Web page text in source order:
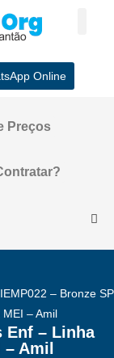
Online
Preços
– Bronze SP
– Amil
Enf – Linha
Amil